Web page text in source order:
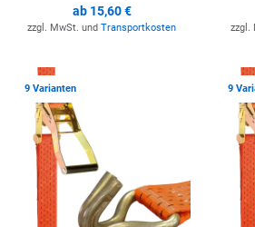
ab 15,60 €
zzgl. MwSt. und Transportkosten zzgl.
9 Varianten Zur 9